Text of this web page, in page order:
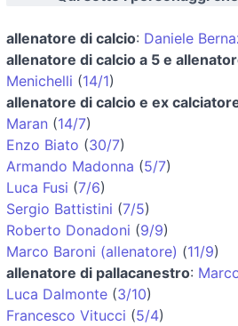
allenatore di calcio: Daniele
allenatore di calcio a 5 e
Menichelli (14/1)
allenatore di calcio e ex
Maran (14/7)
Enzo Biato (30/7)
Armando Madonna (5/7)
Luca Fusi (7/6)
Sergio Battistini (7/5)
Roberto Donadoni (9/9)
Marco Baroni (allenatore) (11/9)
allenatore di pallacanestro:
Luca Dalmonte (3/10)
Francesco Vitucci (5/4)